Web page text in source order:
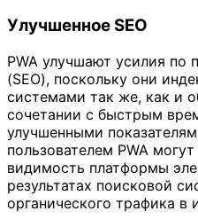
Улучшенное SEO
PWA улучшают усилия по
(SEO), поскольку они
системами так же, как и
сочетании с быстрым
улучшенными
пользователем PWA
видимость платформы
результатах поисковой
органического трафика в